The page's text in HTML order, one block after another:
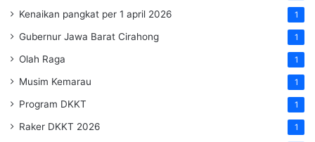
Kenaikan pangkat per 1 april 2026 1
Gubernur Jawa Barat Cirahong 1
Olah Raga 1
Musim Kemarau 1
Program DKKT 1
Raker DKKT 2026 1